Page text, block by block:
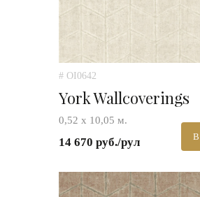
# OI0642
York Wallcoverings
0,52 х 10,05 м.
14 670 руб./рул